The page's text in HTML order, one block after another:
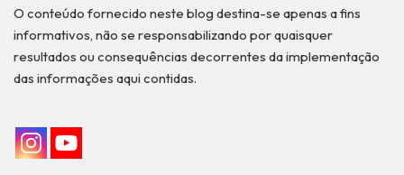
O conteúdo fornecido neste blog destina-se apenas a fins
informativos, não se responsabilizando por quaisquer
resultados ou consequências decorrentes da implementação
das informações aqui contidas.